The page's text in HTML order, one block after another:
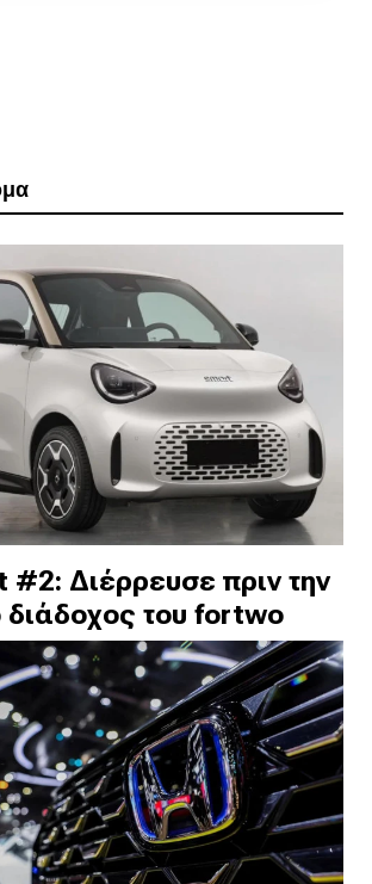
Διέρρευσε πριν την
του fortwo